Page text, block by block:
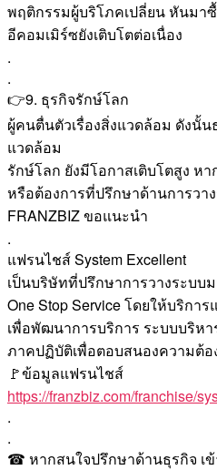
พฤติกรรมผู้บริโภคเปลี่ยน หันมา
อีคอมเมิร์ซยังเติบโตต่อเนื่อง
.
.
👉9. ธุรกิจรักษ์โลก
ผู้คนตื่นตัวเรื่องสิ่งแวดล้อม ดังนั้น
แวดล้อม
รักษ์โลก ยังมีโอกาสเติบโตสูง ห
หรือต้องการที่ปรึกษาด้านการวา
FRANZBIZ ขอแนะนำ
.
แฟรนไชส์ System Excellent
เป็นบริษัทที่ปรึกษาการวางระบบ
One Stop Service โดยให้บริกา
เพื่อพัฒนาการบริการ ระบบบริห
ภาคปฏิบัติเพื่อตอบสนองความต้อ
🚩ข้อมูลแฟรนไชส์
https://franzbiz.com/franchise/
.
.
☎ หากสนใจปรึกษาด้านธุรกิจ เ